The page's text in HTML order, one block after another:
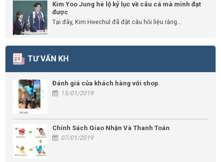
Kim Yoo Jung hé lộ kỷ lục về câu cá mà mình đạt
được
Tại đây, Kim Heechul đã đặt câu hỏi liệu rằng...
TƯ VẤN KH
Đánh giá của khách hàng với shop
15/01/2019
Chính Sách Giao Nhận Và Thanh Toán
07/01/2019